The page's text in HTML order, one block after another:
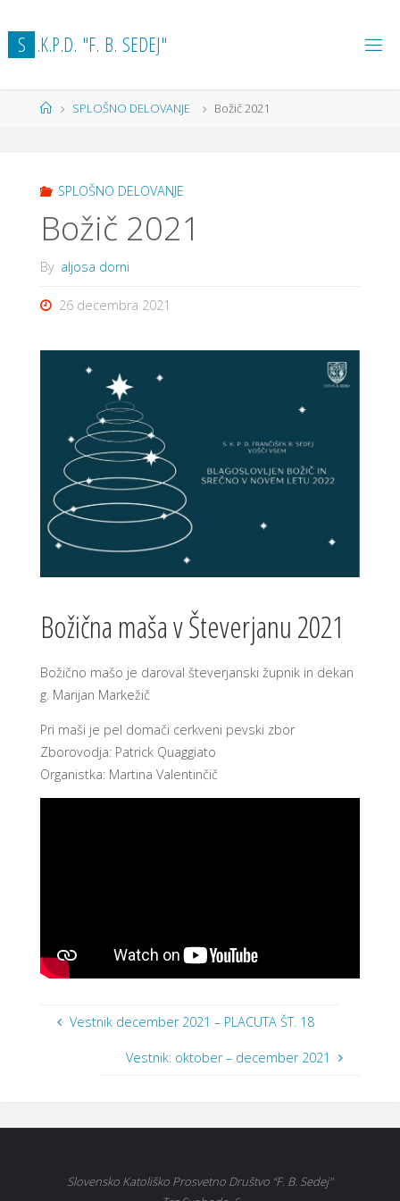
to
content
S .K.P.D. "F. B. SEDEJ"
HomeSPLOŠNO DELOVANJE Božič 2021
SPLOŠNO DELOVANJE
Božič 2021
By aljosa dorni
26 decembra 2021
Božična maša v Števerjanu 2021
Božično mašo je daroval števerjanski župnik in dekan
g. Marijan Markežič
Pri maši je pel domači cerkveni pevski zbor
Zborovodja: Patrick Quaggiato
Organistka: Martina Valentinčič
Vestnik december 2021 – PLACUTA ŠT. 18
Vestnik: oktober – december 2021
Slovensko Katoliško Prosvetno Društvo “F. B. Sedej"